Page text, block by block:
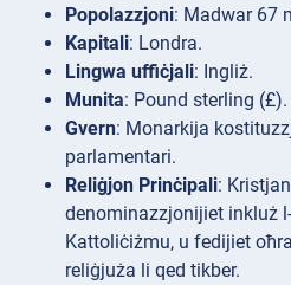
Popolazzjoni: Madwar 67
Kapitali: Londra.
Lingwa uffiċjali: Ingliż.
Munita: Pound sterling (£).
Gvern: Monarkija
parlamentari.
Reliġjon Prinċipali:
denominazzjonijiet inkluż
Kattoliċiżmu, u fedijiet
reliġjuża li qed tikber.